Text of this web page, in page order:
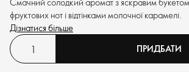
фруктових нот і відтінками молочної карамелі.
Дізнатися більше
ПРИДБАТИ